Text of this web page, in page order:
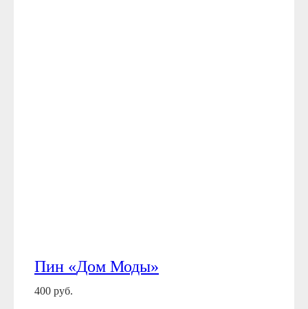
Пин «Дом Моды»
400 руб.